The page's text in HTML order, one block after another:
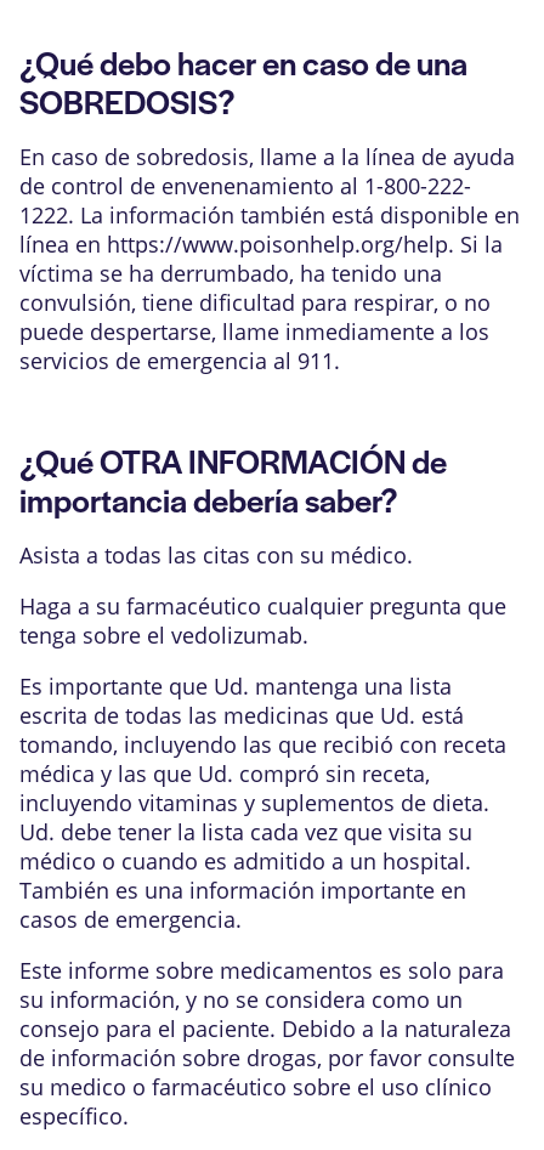
¿Qué debo hacer en caso de una
SOBREDOSIS?
En caso de sobredosis, llame a la línea de ayuda
de control de envenenamiento al 1-800-222-
1222. La información también está disponible en
línea en https://www.poisonhelp.org/help. Si la
víctima se ha derrumbado, ha tenido una
convulsión, tiene dificultad para respirar, o no
puede despertarse, llame inmediamente a los
servicios de emergencia al 911.
¿Qué OTRA INFORMACIÓN de
importancia debería saber?
Asista a todas las citas con su médico.
Haga a su farmacéutico cualquier pregunta que
tenga sobre el vedolizumab.
Es importante que Ud. mantenga una lista
escrita de todas las medicinas que Ud. está
tomando, incluyendo las que recibió con receta
médica y las que Ud. compró sin receta,
incluyendo vitaminas y suplementos de dieta.
Ud. debe tener la lista cada vez que visita su
médico o cuando es admitido a un hospital.
También es una información importante en
casos de emergencia.
Este informe sobre medicamentos es solo para
su información, y no se considera como un
consejo para el paciente. Debido a la naturaleza
de información sobre drogas, por favor consulte
su medico o farmacéutico sobre el uso clínico
específico.